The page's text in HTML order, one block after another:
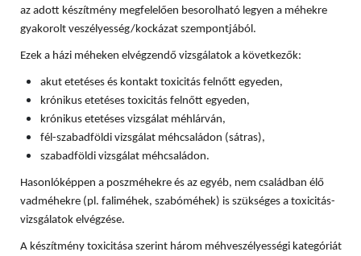
az adott készítmény megfelelően besorolható legyen a méhekre
gyakorolt veszélyesség/kockázat szempontjából.
Ezek a házi méheken elvégzendő vizsgálatok a következők:
akut etetéses és kontakt toxicitás felnőtt egyeden,
krónikus etetéses toxicitás felnőtt egyeden,
krónikus etetéses vizsgálat méhlárván,
fél-szabadföldi vizsgálat méhcsaládon (sátras),
szabadföldi vizsgálat méhcsaládon.
Hasonlóképpen a poszméhekre és az egyéb, nem családban élő
vadméhekre (pl. faliméhek, szabóméhek) is szükséges a toxicitás-
vizsgálatok elvégzése.
A készítmény toxicitása szerint három méhveszélyességi kategóriát